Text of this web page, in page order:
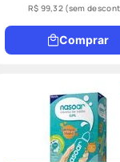
R$ 99,32 (sem
Comprar